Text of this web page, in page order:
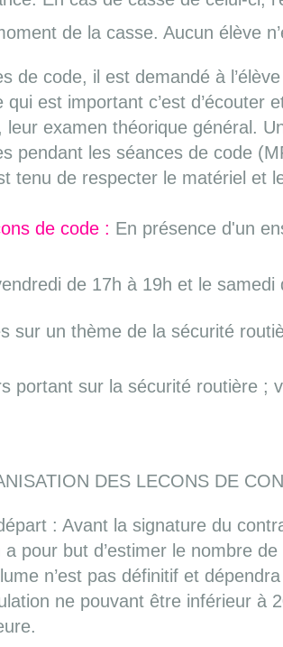
de la casse. Aucun élève
de code, il est demandé à
qui est important c’est d’écouter
leur examen théorique général.
pendant les séances de code
tenu de respecter le matériel et
de code : En présence d'un
de 17h à 19h et le samedi
sur un thème de la sécurité
portant sur la sécurité routière ;
DES LECONS DE
: Avant la signature du
a pour but d’estimer le nombre
n’est pas définitif et
ne pouvant être inférieur à